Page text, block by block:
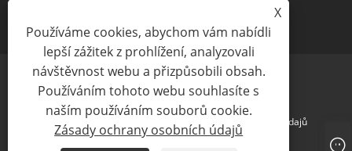
Links Sitemap Zásady ochrany osobních údajů
X
Používáme cookies, abychom vám nabídli
lepší zážitek z prohlížení, analyzovali
návštěvnost webu a přizpůsobili obsah.
Používáním tohoto webu souhlasíte s
naším používáním souborů cookie.
Zásady ochrany osobních údajů